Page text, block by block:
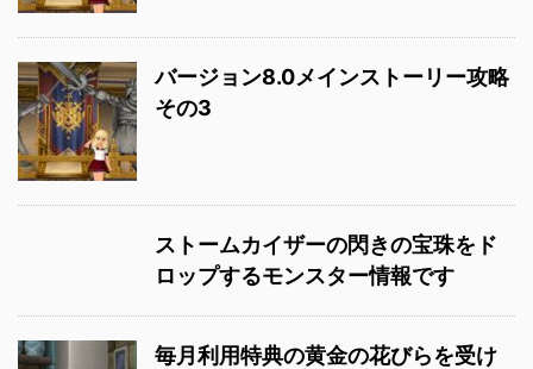
バージョン8.0メインストーリー攻略
その3
ストームカイザーの閃きの宝珠をド
ロップするモンスター情報です
毎月利用特典の黄金の花びらを受け